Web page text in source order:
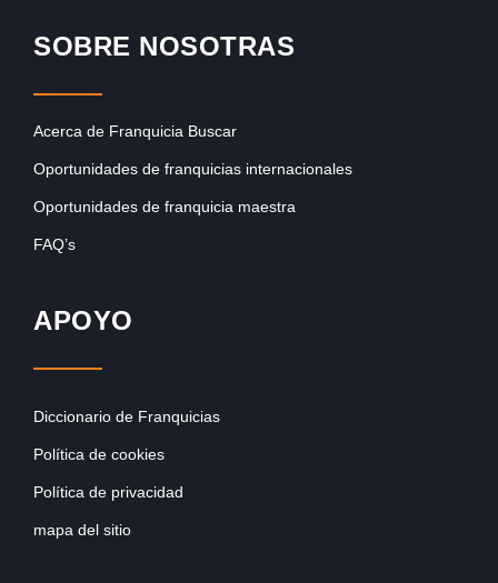
SOBRE NOSOTRAS
Acerca de Franquicia Buscar
Oportunidades de franquicias internacionales
Oportunidades de franquicia maestra
FAQ’s
APOYO
Diccionario de Franquicias
Política de cookies
Política de privacidad
mapa del sitio